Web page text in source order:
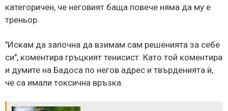
категоричен, че неговият баща повече няма да му е
треньор.
"Искам да започна да взимам сам решенията за себе
си", коментира гръцкият тенисист. Като той коментира
и думите на Бадоса по негов адрес и твърденията ѝ,
че са имали токсична връзка.